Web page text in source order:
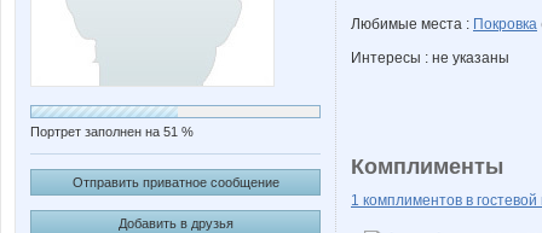
Портрет заполнен на 51 %
Отправить приватное сообщение
Добавить в друзья
Любимые места : Покровка
Интересы : не указаны
Комплименты
1 комплиментов в гостевой